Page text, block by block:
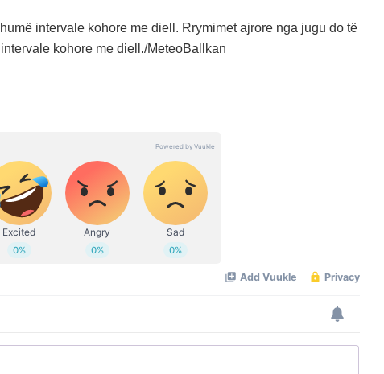
intervale kohore me diell. Rrymimet ajrore nga jugu do të
kohore me diell./MeteoBallkan